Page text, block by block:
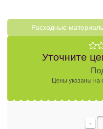
Расходные
Уточните
Цены указаны на
-